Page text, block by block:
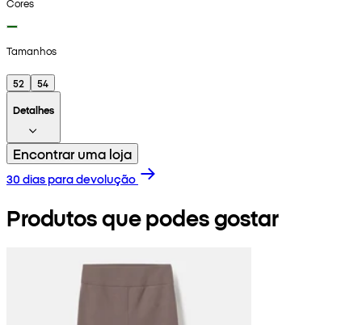
Tamanhos
52
54
Detalhes
Encontrar uma loja
30 dias para devolução
Produtos que podes gostar